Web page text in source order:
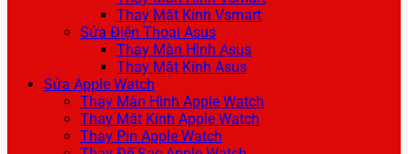
Thay Mặt Kính Vsmart
Sửa Điện Thoại Asus
Thay Màn Hình Asus
Thay Mặt Kính Asus
Sửa Apple Watch
Thay Màn Hình Apple Watch
Thay Mặt Kính Apple Watch
Thay Pin Apple Watch